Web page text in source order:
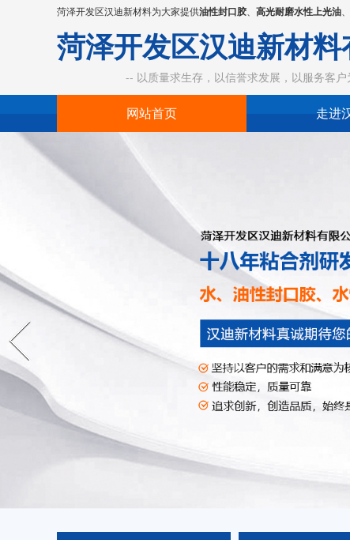
菏泽开发区汉迪新材料为大家提供油性封口胶、 高光耐磨水性上光油、
菏泽开发区汉迪新材料
-- 以质量求生存，以信誉求发展，以服务客户
网站首页 走进